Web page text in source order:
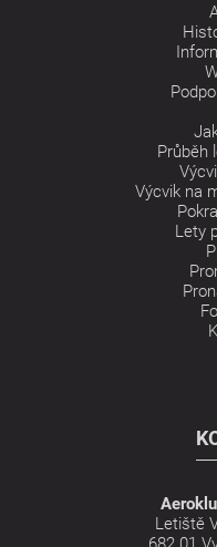
Průběh
Výcvik na
Lety
Letiště